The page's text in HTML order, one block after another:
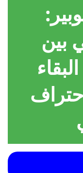
بين